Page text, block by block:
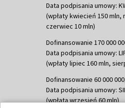
Data podpisania umowy:
(wpłaty kwiecień 150 mln,
czerwiec 10 mln)
Dofinansowanie 170 000
Data podpisania umowy:
(wpłaty lipiec 160 mln,
Dofinansowanie 60 000
Data podpisania umowy:
(wpłata wrzesień 60 mln)